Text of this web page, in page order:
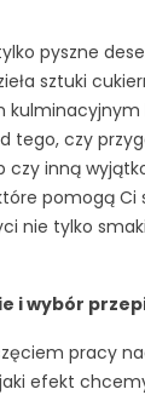
pyszne
sztuki
kulminacyjnym
tego, czy
czy inną
pomogą
nie tylko
i wybór
pracy
efekt